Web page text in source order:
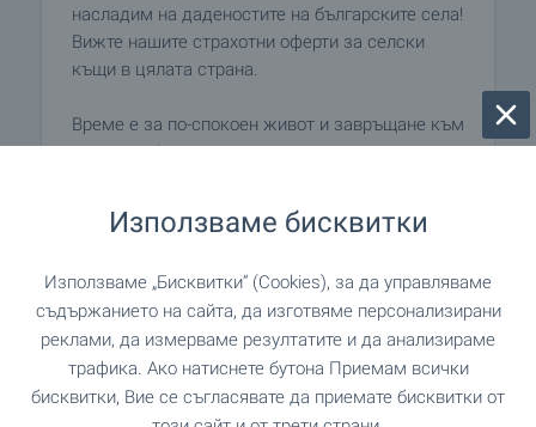
насладим на даденостите на българските села!
Вижте нашите страхотни оферти за селски
къщи в цялата страна.
Време е за по-спокоен живот и завръщане към
природата!
ВИЖТЕ ОЩЕ
Използваме бисквитки
Използваме „Бисквитки“ (Cookies), за да управляваме
съдържанието на сайта, да изготвяме персонализирани
реклами, да измерваме резултатите и да анализираме
трафика. Ако натиснете бутона Приемам всички
бисквитки, Вие се съгласявате да приемате бисквитки от